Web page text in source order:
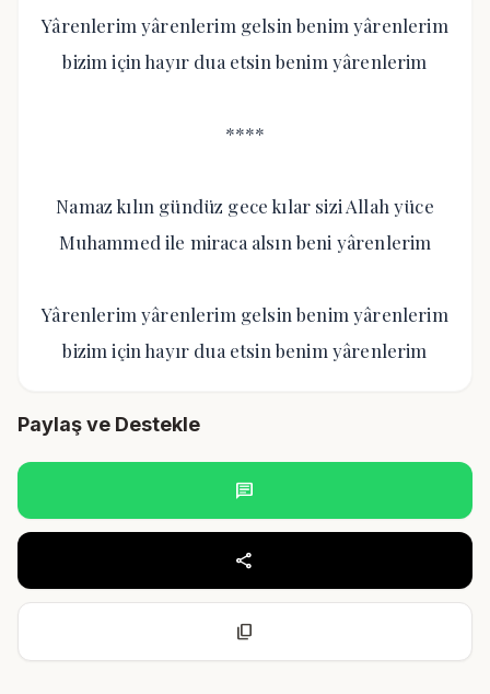
Yârenlerim yârenlerim gelsin benim yârenlerim
bizim için hayır dua etsin benim yârenlerim
****
Namaz kılın gündüz gece kılar sizi Allah yüce
Muhammed ile miraca alsın beni yârenlerim
Yârenlerim yârenlerim gelsin benim yârenlerim
bizim için hayır dua etsin benim yârenlerim
Paylaş ve Destekle
chat
share
content_copy